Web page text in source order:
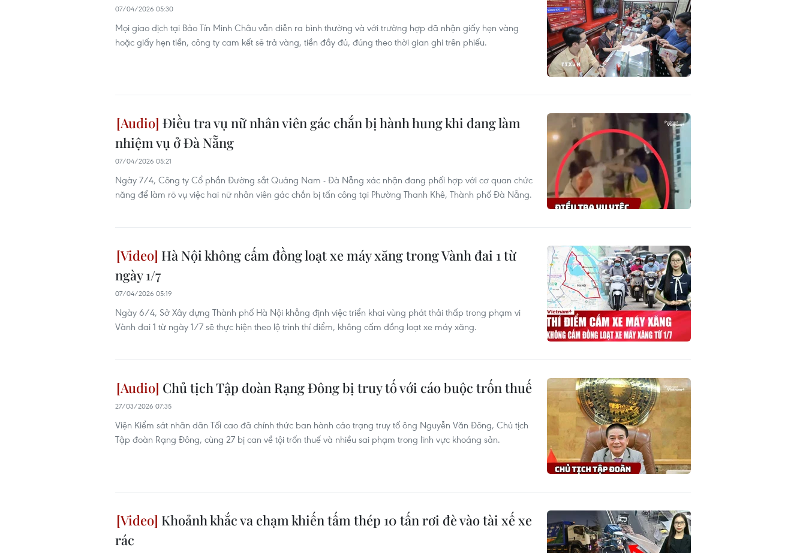
07/04/2026 05:30
Mọi giao dịch tại Bảo Tín Minh Châu vẫn diễn ra bình thường và với trường hợp đã nhận giấy hẹn vàng
hoặc giấy hẹn tiền, công ty cam kết sẽ trả vàng, tiền đầy đủ, đúng theo thời gian ghi trên phiếu.
Điều tra vụ nữ nhân viên gác chắn bị hành hung khi đang làm
nhiệm vụ ở Đà Nẵng
07/04/2026 05:21
Ngày 7/4, Công ty Cổ phần Đường sắt Quảng Nam - Đà Nẵng xác nhận đang phối hợp với cơ quan chức
năng để làm rõ vụ việc hai nữ nhân viên gác chắn bị tấn công tại Phường Thanh Khê, Thành phố Đà Nẵng.
Hà Nội không cấm đồng loạt xe máy xăng trong Vành đai 1 từ
ngày 1/7
07/04/2026 05:19
Ngày 6/4, Sở Xây dựng Thành phố Hà Nội khẳng định việc triển khai vùng phát thải thấp trong phạm vi
Vành đai 1 từ ngày 1/7 sẽ thực hiện theo lộ trình thí điểm, không cấm đồng loạt xe máy xăng.
Chủ tịch Tập đoàn Rạng Đông bị truy tố với cáo buộc trốn thuế
27/03/2026 07:35
Viện Kiểm sát nhân dân Tối cao đã chính thức ban hành cáo trạng truy tố ông Nguyễn Văn Đông, Chủ tịch
Tập đoàn Rạng Đông, cùng 27 bị can về tội trốn thuế và nhiều sai phạm trong lĩnh vực khoáng sản.
Khoảnh khắc va chạm khiến tấm thép 10 tấn rơi đè vào tài xế xe
rác